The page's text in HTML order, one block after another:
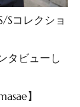
Sコレクショ
タビューし
】